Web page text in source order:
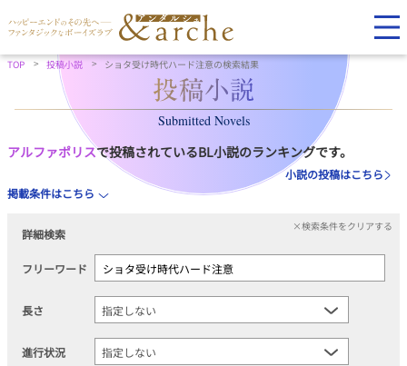
TOP 投稿小説 ショタ受け時代ハード注意の検索結果
Submitted Novels
アルファポリスで投稿されているBL小説のランキングです。
小説の投稿はこちら
掲載条件はこちら
詳細検索
×検索条件をクリアする
フリーワード
長さ
進行状況